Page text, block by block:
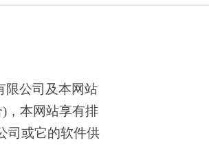
限公司及本网站
，本网站享有排
司或它的软件供